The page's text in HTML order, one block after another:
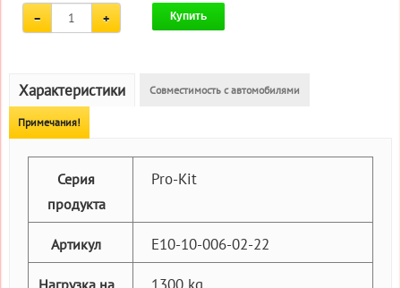
Купить
Характеристики Совместимость с автомобилями
Примечания!
Серия
продукта
Pro-Kit
Артикул E10-10-006-02-22
Нагрузка на